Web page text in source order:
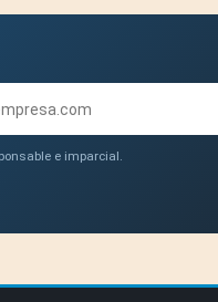
e imparcial.